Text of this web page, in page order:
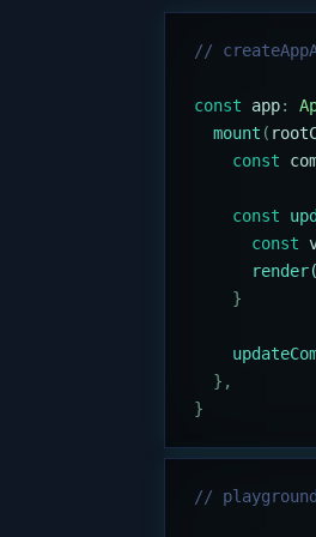
//
const app:
  mount
(
    const
    const
      const
      render
(
    }
  },
}
// playground